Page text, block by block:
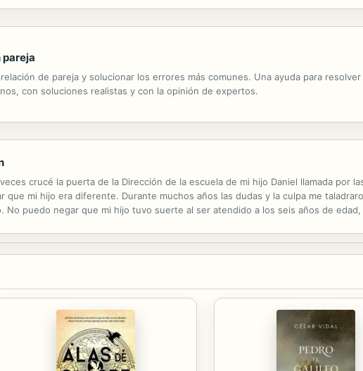
pareja
de pareja y solucionar los errores más comunes. Una ayuda para
con soluciones realistas y con la opinión de expertos.
crucé la puerta de la Dirección de la escuela de mi hijo Daniel llamada por
que mi hijo era diferente. Durante muchos años las dudas y la culpa me
No puedo negar que mi hijo tuvo suerte al ser atendido a los seis años de